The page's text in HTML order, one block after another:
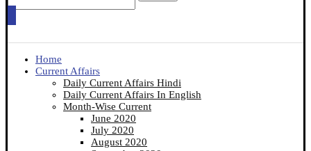
Home
Current Affairs
Daily Current Affairs Hindi
Daily Current Affairs In English
Month-Wise Current
June 2020
July 2020
August 2020